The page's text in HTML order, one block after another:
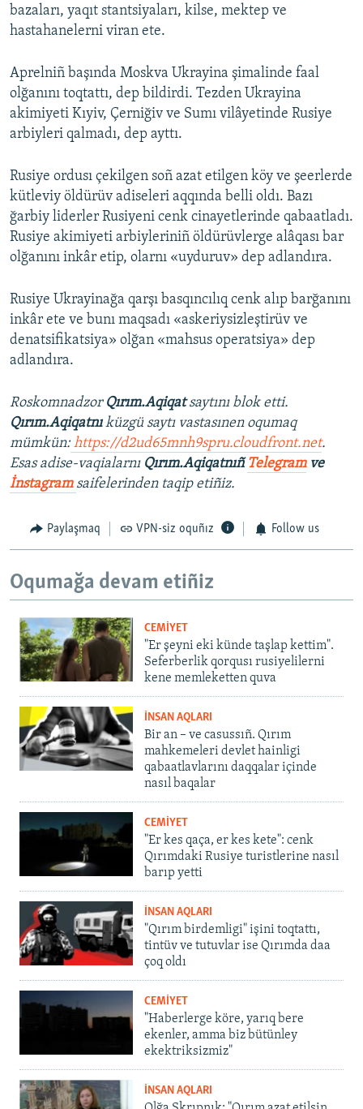
bazaları, yaqıt stantsiyaları, kilse, mektep ve
hastahanelerni viran ete.
Aprelniñ başında Moskva Ukrayina şimalinde faal
olğanını toqtattı, dep bildirdi. Tezden Ukrayina
akimiyeti Kıyiv, Çerniğiv ve Sumı vilâyetinde Rusiye
arbiyleri qalmadı, dep ayttı.
Rusiye ordusı çekilgen soñ azat etilgen köy ve şeerlerde
kütleviy öldürüv adiseleri aqqında belli oldı. Bazı
ğarbiy liderler Rusiyeni cenk cinayetlerinde qabaatladı.
Rusiye akimiyeti arbiyleriniñ öldürüvlerge alâqası bar
olğanını inkâr etip, olarnı «uyduruv» dep adlandıra.
Rusiye Ukrayinağa qarşı basqıncılıq cenk alıp barğanını
inkâr ete ve bunı maqsadı «askeriysizleştirüv ve
denatsifikatsiya» olğan «mahsus operatsiya» dep
adlandıra.
Roskomnadzor Qırım.Aqiqatsaytını blok etti.
Qırım.Aqiqatnıküzgü saytı vastasınen oqumaq
mümkün: https://d2ud65mnh9spru.cloudfront.net.
Esas adise-vaqialarnı Qırım.Aqiqatnıñ Telegramve
İnstagram saifelerinden taqip etiñiz.
Paylaşmaq VPN-siz oquñız Follow us
Oqumağa devam etiñiz
CEMİYET
"Er şeyni eki künde taşlap kettim".
Seferberlik qorqusı rusiyelilerni
kene memleketten quva
İNSAN AQLARI
Bir an – ve casussıñ. Qırım
mahkemeleri devlet hainligi
qabaatlavlarını daqqalar içinde
nasıl baqalar
CEMİYET
"Er kes qaça, er kes kete": cenk
Qırımdaki Rusiye turistlerine nasıl
barıp yetti
İNSAN AQLARI
"Qırım birdemligi" işini toqtattı,
tintüv ve tutuvlar ise Qırımda daa
çoq oldı
CEMİYET
"Haberlerge köre, yarıq bere
ekenler, amma biz bütünley
ekektriksizmiz"
İNSAN AQLARI